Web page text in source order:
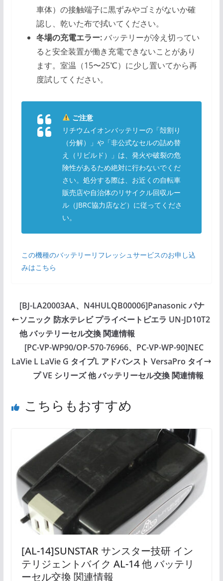
車体）の接触端子に黒ずみやゴミがないか確
認し、乾いた布で拭いてください。
冬場の充電エラー:バッテリーが冷え切ってい
ると安全装置が働き充電できないことがあり
ます。室温（15〜25℃）に少し置いてから再
度試してください。
ご注意
リチウムイオンバッテリーの「殻割り
（分解）」や「非公式なセルの詰め替
え（リビルド）」は、発火や破裂の危
険性があるため絶対に行わないでくだ
さい。処分する際は、お近くの自転車
販売店や自治体のリサイクル回収ルー
ル（JBRC協力店など）に従ってくださ
い。
この機種のバッテリーリフレッシュサービスのお申し込
みはこちら
[BJ-LA20003AA、N4HULQB00006]Panasonic パナ
ソニック 防水テレビ プライベートビエラ UN-JD10T2
他 バッテリーセル交換 関連情報
[PC-VP-WP90/OP-570-76966、PC-VP-WP-90]NEC
LaVie L LaVie G タイプL アドバンスト VersaPro タイ
プ VE シリーズ 他 バッテリーセル交換 関連情報
こちらもおすすめ
[AL-14]SUNSTAR サンスター技研 イン
テリジェントバイク AL-14 他 バッテリ
ーセル交換 関連情報